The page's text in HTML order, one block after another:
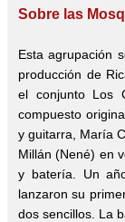
Sobre las
Esta agrupación
producción de
el conjuntoLos
compuesto
y guitarra, María
Millán (Nené) en
y batería. Un
lanzaron su
dos sencillos. La